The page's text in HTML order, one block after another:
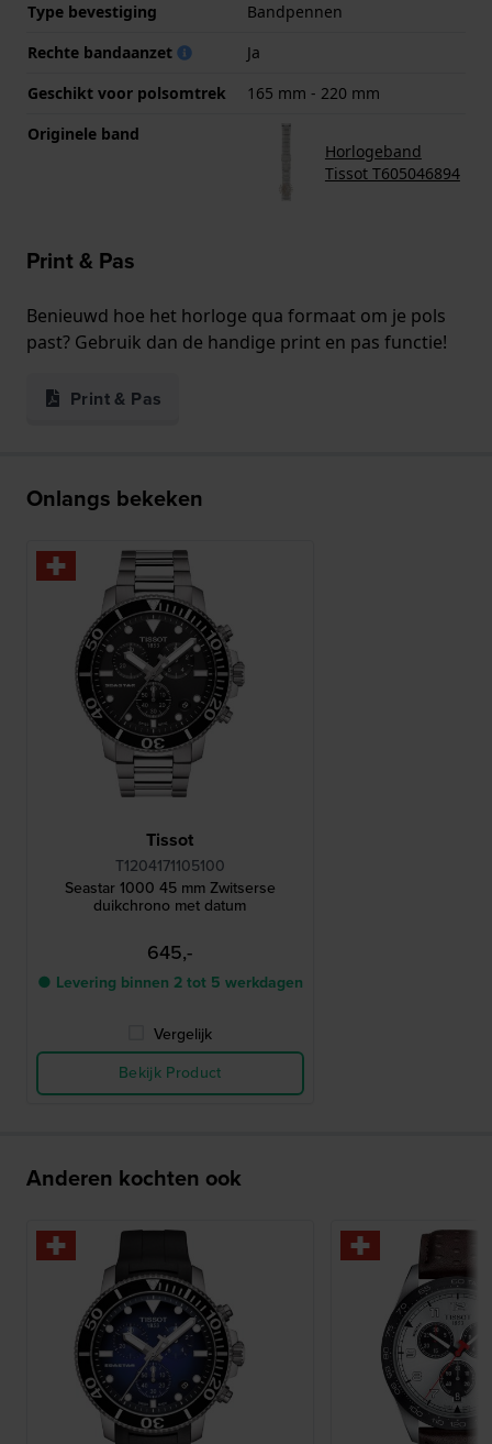
Type bevestiging
Bandpennen
Rechte bandaanzet
Ja
Geschikt voor polsomtrek
165 mm - 220 mm
Originele band
Horlogeband
Tissot T605046894
Print & Pas
Benieuwd hoe het horloge qua formaat om je pols
past? Gebruik dan de handige print en pas functie!
Print & Pas
Onlangs bekeken
Tissot
T1204171105100
Seastar 1000 45 mm Zwitserse
duikchrono met datum
645,-
● Levering binnen 2 tot 5 werkdagen
Vergelijk
Bekijk Product
Anderen kochten ook